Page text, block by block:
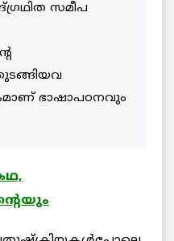
സമീപ
ഭാഷാപഠനവും